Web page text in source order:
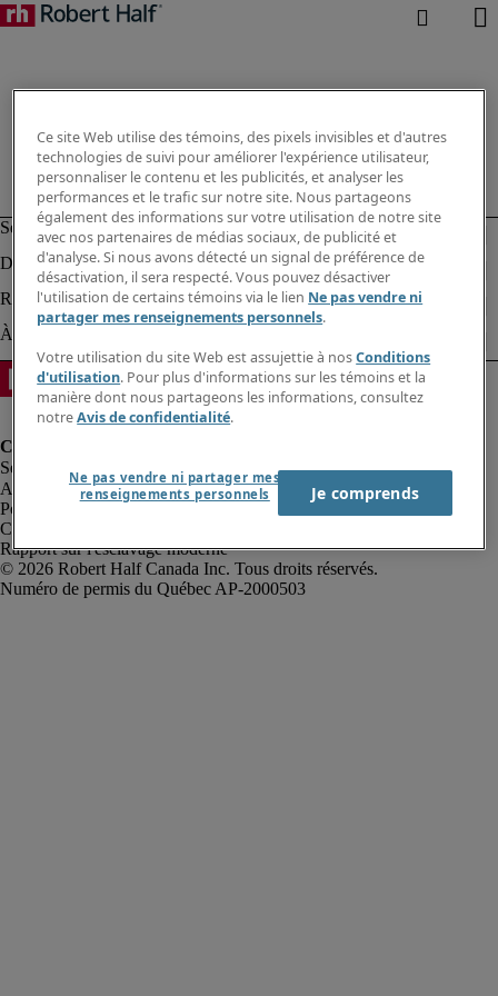
Alerte à la fraude
Politique de confidentialité
Conditions d’utilisation
Rapport sur l'esclavage moderne
Robert Half Canada Inc. Tous droits réservés.
Ce site Web utilise des témoins, des pixels invisibles et d'autres
technologies de suivi pour améliorer l'expérience utilisateur,
personnaliser le contenu et les publicités, et analyser les
performances et le trafic sur notre site. Nous partageons
également des informations sur votre utilisation de notre site
avec nos partenaires de médias sociaux, de publicité et
d'analyse. Si nous avons détecté un signal de préférence de
désactivation, il sera respecté. Vous pouvez désactiver
l'utilisation de certains témoins via le lien Ne pas vendre ni
partager mes renseignements personnels.
Votre utilisation du site Web est assujettie à nosConditions
d'utilisation. Pour plus d'informations sur les témoins et la
manière dont nous partageons les informations, consultez
notreAvis de confidentialité.
Ne pas vendre ni partager mes
renseignements personnels
Je comprends